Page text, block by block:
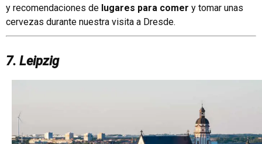
y recomendaciones de lugares para comer y tomar unas
cervezas durante nuestra visita a Dresde.
7. Leipzig